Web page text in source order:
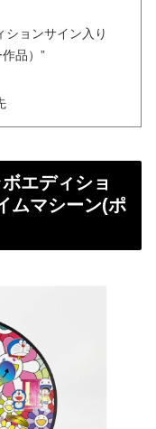
ションサイン入り
品）”
エディショ
ムマシーン(ポ